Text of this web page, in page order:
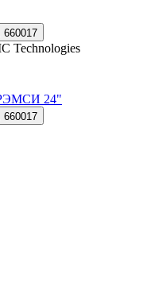
660017
Technologies
24"
660017